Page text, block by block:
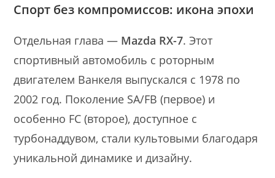
Спорт без компромиссов: икона эпохи
Отдельная глава — Mazda RX-7. Этот
спортивный автомобиль с роторным
двигателем Ванкеля выпускался с 1978 по
2002 год. Поколение SA/FB (первое) и
особенно FC (второе), доступное с
турбонаддувом, стали культовыми благодаря
уникальной динамике и дизайну.